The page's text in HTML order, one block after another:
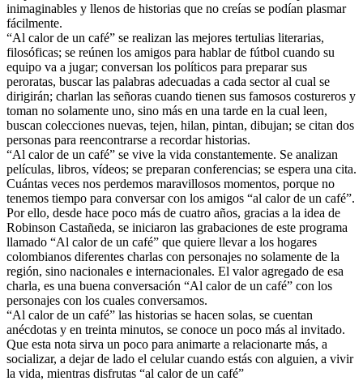
inimaginables y llenos de historias que no creías se podían plasmar
fácilmente.
“Al calor de un café” se realizan las mejores tertulias literarias,
filosóficas; se reúnen los amigos para hablar de fútbol cuando su
equipo va a jugar; conversan los políticos para preparar sus
peroratas, buscar las palabras adecuadas a cada sector al cual se
dirigirán; charlan las señoras cuando tienen sus famosos costureros y
toman no solamente uno, sino más en una tarde en la cual leen,
buscan colecciones nuevas, tejen, hilan, pintan, dibujan; se citan dos
personas para reencontrarse a recordar historias.
“Al calor de un café” se vive la vida constantemente. Se analizan
películas, libros, vídeos; se preparan conferencias; se espera una cita.
Cuántas veces nos perdemos maravillosos momentos, porque no
tenemos tiempo para conversar con los amigos “al calor de un café”.
Por ello, desde hace poco más de cuatro años, gracias a la idea de
Robinson Castañeda, se iniciaron las grabaciones de este programa
llamado “Al calor de un café” que quiere llevar a los hogares
colombianos diferentes charlas con personajes no solamente de la
región, sino nacionales e internacionales. El valor agregado de esa
charla, es una buena conversación “Al calor de un café” con los
personajes con los cuales conversamos.
“Al calor de un café” las historias se hacen solas, se cuentan
anécdotas y en treinta minutos, se conoce un poco más al invitado.
Que esta nota sirva un poco para animarte a relacionarte más, a
socializar, a dejar de lado el celular cuando estás con alguien, a vivir
la vida, mientras disfrutas “al calor de un café”